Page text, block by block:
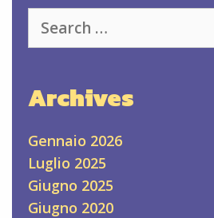
for:
Archives
Gennaio 2026
Luglio 2025
Giugno 2025
Giugno 2020